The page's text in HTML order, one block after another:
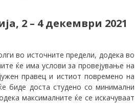
2 – 4 декември 2021
во источните предели, додека во
ќе има услови за провејување на
правец и истиот повремено на
биде доста студено со минимални
максималните ќе се искачуваат